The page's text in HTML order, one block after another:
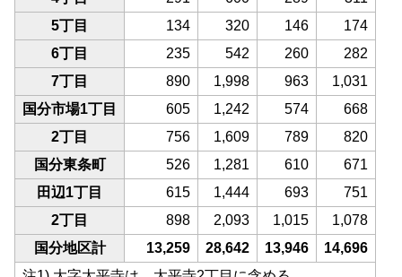
5丁目
134 320 146
174
6丁目
235 542 260
282
7丁目
890 1,998 963
1,031
国分市場1丁目
605 1,242 574
668
2丁目
756 1,609 789
820
国分東条町
526 1,281 610
671
田辺1丁目
615 1,444 693
751
2丁目
898 2,093 1,015
1,078
国分地区計
13,259 28,642 13,946
14,696